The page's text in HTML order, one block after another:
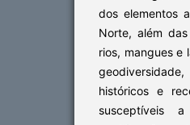
dos elementos
Norte, além
rios, mangues e
históricos e
susceptíveis